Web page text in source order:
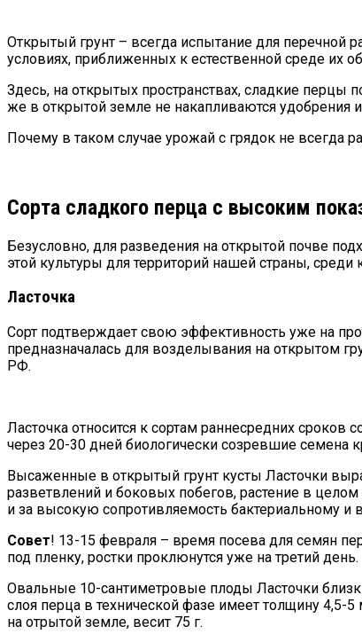
Открытый грунт – всегда испытание для
условиях, приближенных к естественной среде их
Здесь, на открытых пространствах, сладкие перцы
же в открытой земле не накапливаются удобрения
Почему в таком случае урожай с грядок не всегда
Сорта сладкого перца с высоким
Безусловно, для разведения на открытой почве
этой культуры для территорий нашей страны, среди
Ласточка
Сорт подтверждает свою эффективность уже на
предназначалась для возделывания на открытом
РФ.
Ласточка относится к сортам раннесредних
через 20-30 дней биологически созревшие
Высаженные в открытый грунт кусты Ласточки
разветвлений и боковых побегов, растение в
и за высокую сопротивляемость бактериальному и
Совет! 13-15 февраля – время посева для семян
под пленку, ростки проклюнутся уже на третий день.
Овальные 10-сантиметровые плоды Ласточки
слоя перца в технической фазе имеет толщину 4,5-
на отрытой земле, весит 75 г.